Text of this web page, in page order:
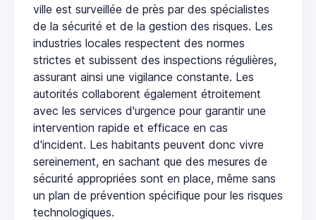
ville est surveillée de près par des spécialistes
de la sécurité et de la gestion des risques. Les
industries locales respectent des normes
strictes et subissent des inspections régulières,
assurant ainsi une vigilance constante. Les
autorités collaborent également étroitement
avec les services d'urgence pour garantir une
intervention rapide et efficace en cas
d'incident. Les habitants peuvent donc vivre
sereinement, en sachant que des mesures de
sécurité appropriées sont en place, même sans
un plan de prévention spécifique pour les risques
technologiques.